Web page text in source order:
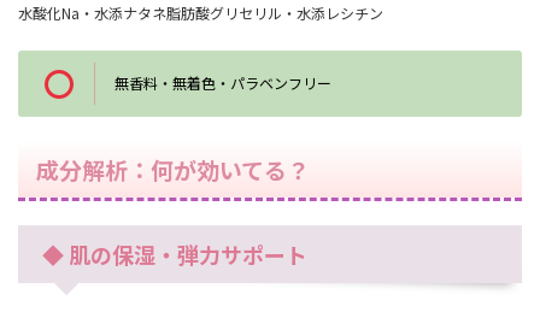
水酸化Na・水添ナタネ脂肪酸グリセリル・水添レシチン
無香料・無着色・パラベンフリー
成分解析：何が効いてる？
◆ 肌の保湿・弾力サポート